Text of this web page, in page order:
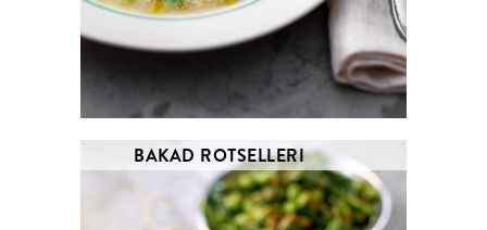
BAKAD ROTSELLERI